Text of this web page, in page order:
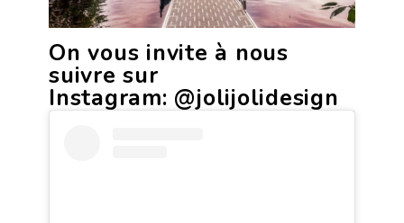
On vous invite à nous
suivre sur
Instagram: @jolijolidesign